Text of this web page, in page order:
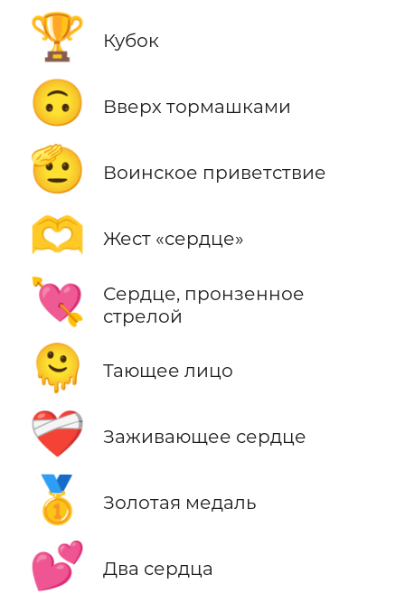
🏆 Кубок
🙃 Вверх тормашками
🫡 Воинское приветствие
🫶 Жест «сердце»
💘
Сердце, пронзенное
стрелой
🫠 Тающее лицо
❤️‍🩹 Заживающее сердце
🥇 Золотая медаль
💕 Два сердца